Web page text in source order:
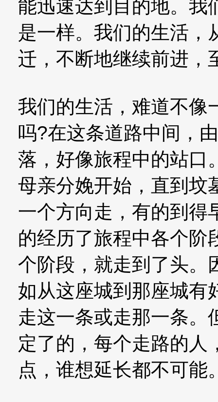
能迅速达到目的地。我
是一样。我们的生活，
迁，不断地继续前进，
我们的生活，难道不像
吗?在这条道路中间，
落，好像旅程中的站口
母亲分娩开始，直到坟
一个方向走，有的到得
的经历了旅程中各个阶
个阶段，就走到了头。
如从这座城到那座城有
走这一条或走那一条。
定了的，每个走路的人
点，谁想延长都不可能